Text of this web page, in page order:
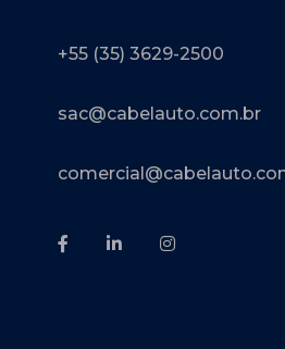
+55 (35) 3629-2500
sac@cabelauto.com.br